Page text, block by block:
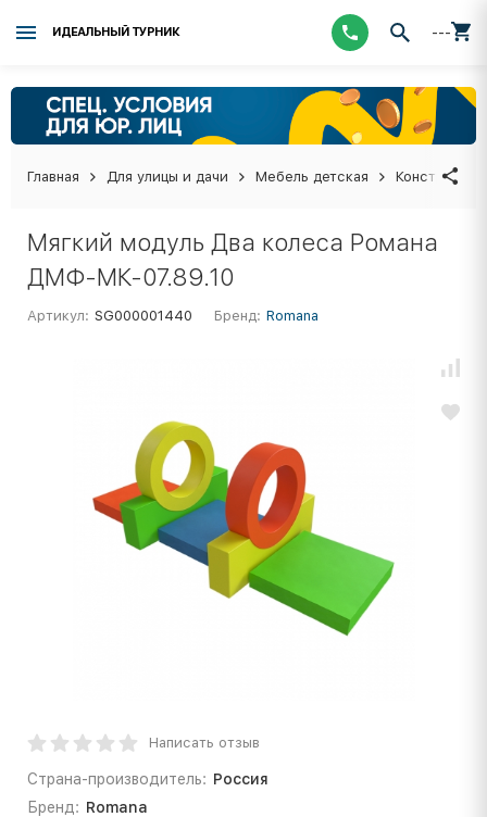
ИДЕАЛЬНЫЙ ТУРНИК ---
Главная Для улицы и дачи Мебель детская
Мягкий модуль Два колеса Романа
ДМФ-МК-07.89.10
Артикул: SG000001440 Бренд: Romana
Написать отзыв
Страна-производитель: Россия
Бренд: Romana